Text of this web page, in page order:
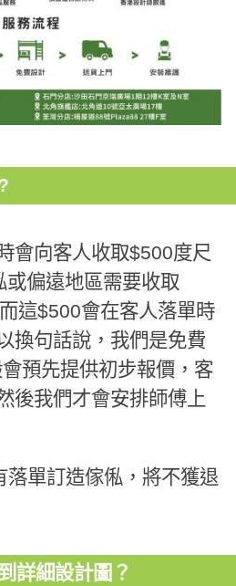
會向客人收取$500度尺
偏遠地區需要收取
這$500會在客人落單時
換句話說，我們是免費
預先提供初步報價，客
後我們才會安排師傅上
落單訂造傢俬，將不獲退
詳細設計圖？